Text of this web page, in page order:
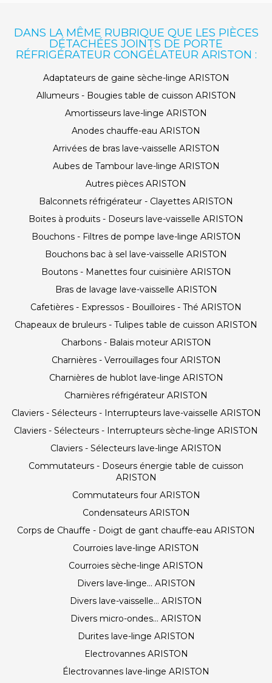
DANS LA MÊME RUBRIQUE QUE LES PIÈCES
DÉTACHÉES JOINTS DE PORTE
RÉFRIGÉRATEUR CONGÉLATEUR ARISTON :
Adaptateurs de gaine sèche-linge ARISTON
Allumeurs - Bougies table de cuisson ARISTON
Amortisseurs lave-linge ARISTON
Anodes chauffe-eau ARISTON
Arrivées de bras lave-vaisselle ARISTON
Aubes de Tambour lave-linge ARISTON
Autres pièces ARISTON
Balconnets réfrigérateur - Clayettes ARISTON
Boites à produits - Doseurs lave-vaisselle ARISTON
Bouchons - Filtres de pompe lave-linge ARISTON
Bouchons bac à sel lave-vaisselle ARISTON
Boutons - Manettes four cuisinière ARISTON
Bras de lavage lave-vaisselle ARISTON
Cafetières - Expressos - Bouilloires - Thé ARISTON
Chapeaux de bruleurs - Tulipes table de cuisson ARISTON
Charbons - Balais moteur ARISTON
Charnières - Verrouillages four ARISTON
Charnières de hublot lave-linge ARISTON
Charnières réfrigérateur ARISTON
Claviers - Sélecteurs - Interrupteurs lave-vaisselle ARISTON
Claviers - Sélecteurs - Interrupteurs sèche-linge ARISTON
Claviers - Sélecteurs lave-linge ARISTON
Commutateurs - Doseurs énergie table de cuisson
ARISTON
Commutateurs four ARISTON
Condensateurs ARISTON
Corps de Chauffe - Doigt de gant chauffe-eau ARISTON
Courroies lave-linge ARISTON
Courroies sèche-linge ARISTON
Divers lave-linge... ARISTON
Divers lave-vaisselle... ARISTON
Divers micro-ondes... ARISTON
Durites lave-linge ARISTON
Electrovannes ARISTON
Électrovannes lave-linge ARISTON